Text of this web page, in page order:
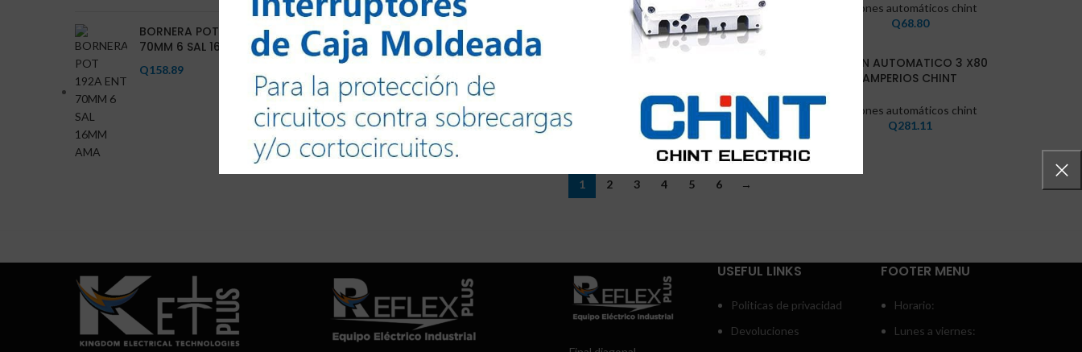
Todos los derechos reservados @2024
BORNERA POT 192A ENT
70MM 6 SAL 16MM AMA
Q158.89
Flipones automáticos chint
66.00
Flipones automáticos chint
Q66.67
Flipones automáticos chint
Q68.80
FLIPON AUTOMATICO 3 X 50
AMPERIOS CHINT
Flipones automáticos chint
Q66.67
Flipones automáticos chint
Q
68.80
FLIPON AUTOMATICO 3 X80
AMPERIOS CHINT
Flipones automáticos chint
Q281.11
1 2 3 4 5 6 →
USEFUL LINKS
Politicas de privacidad
Devoluciones
FOOTER MENU
Horario:
Lunes a viernes: